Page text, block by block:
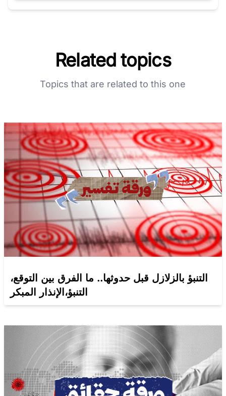
Related topics
Topics that are related to this one
التنبؤ بالزلازل قبل حدوثها.. ما الفرق بين التوقع،
التنبؤ،الإنذار المبكر